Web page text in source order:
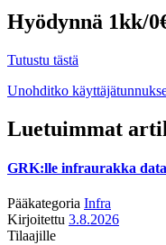
Hyödynnä 1kk/
Tutustu tästä
Unohditko
Luetuimmat
GRK:lle infraurakka
Pääkategoria Infra
Kirjoitettu 3.8.2026
Tilaajille